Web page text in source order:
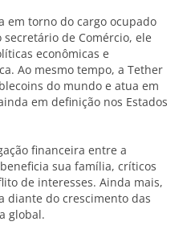
em torno do cargo ocupado
de Comércio, ele
econômicas e
Ao mesmo tempo, a Tether
do mundo e atua em
em definição nos Estados
financeira entre a
sua família, críticos
de interesses. Ainda mais,
diante do crescimento das
global.